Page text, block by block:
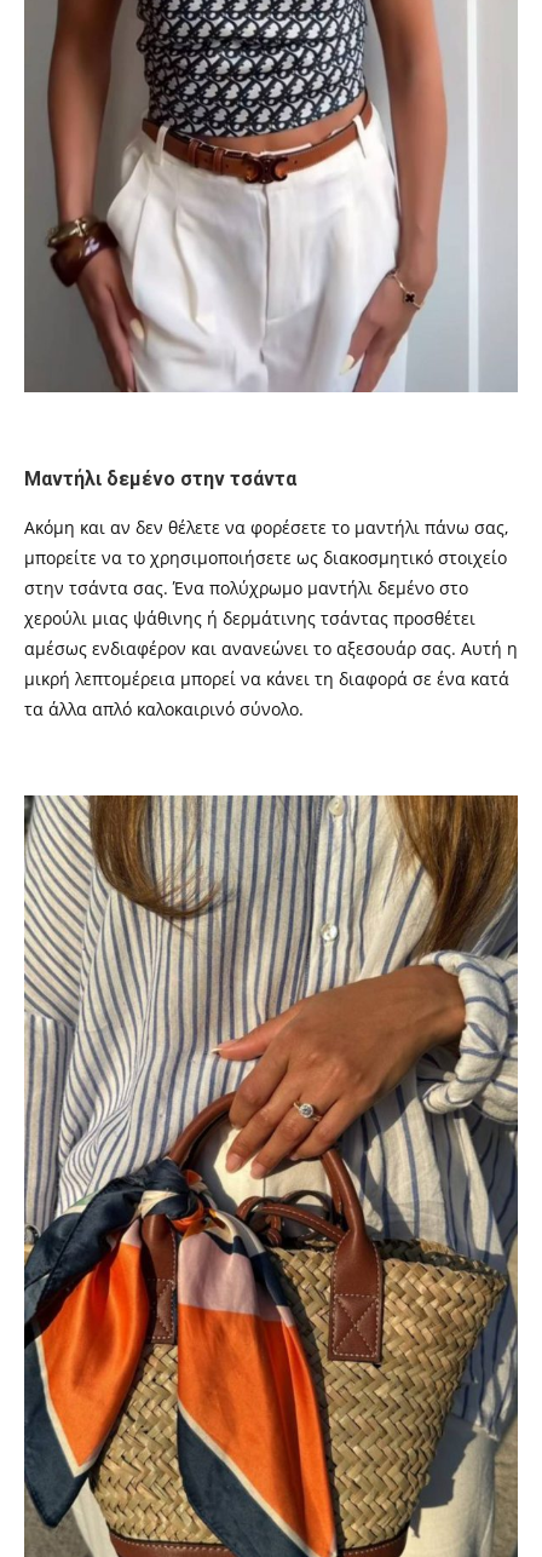
Μαντήλι δεμένο στην τσάντα
Ακόμη και αν δεν θέλετε να φορέσετε το μαντήλι πάνω σας,
μπορείτε να το χρησιμοποιήσετε ως διακοσμητικό στοιχείο
στην τσάντα σας. Ένα πολύχρωμο μαντήλι δεμένο στο
χερούλι μιας ψάθινης ή δερμάτινης τσάντας προσθέτει
αμέσως ενδιαφέρον και ανανεώνει το αξεσουάρ σας. Αυτή η
μικρή λεπτομέρεια μπορεί να κάνει τη διαφορά σε ένα κατά
τα άλλα απλό καλοκαιρινό σύνολο.